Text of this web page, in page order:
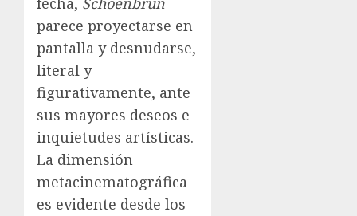
parece proyectarse en
pantalla y desnudarse,
literal y
figurativamente, ante
sus mayores deseos e
inquietudes artísticas.
La dimensión
metacinematográfica
es evidente desde los